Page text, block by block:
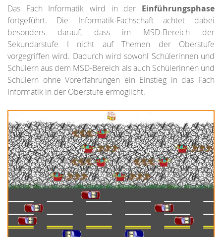
Das Fach Informatik wird in der Einführungsphase
fortgeführt. Die Informatik-Fachschaft achtet dabei
besonders darauf, dass im MSD-Bereich der
Sekundarstufe I nicht auf Themen der Oberstufe
vorgegriffen wird. Dadurch wird sowohl Schülerinnen und
Schülern aus dem MSD-Bereich als auch Schülerinnen und
Schülern ohne Vorerfahrungen ein Einstieg in das Fach
Informatik in der Oberstufe ermöglicht.